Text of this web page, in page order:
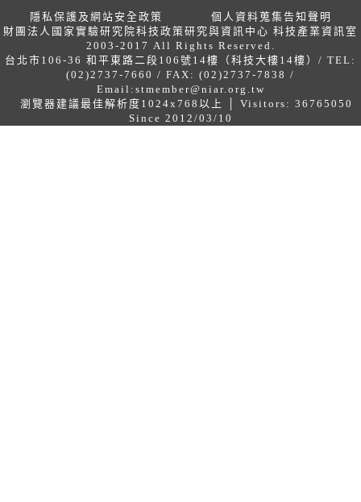
隱私保護及網站安全政策
個人資料蒐集告知聲明
財團法人國家實驗研究院科技政策研究與資訊中心 科技產業資訊室
2003-2017 All Rights Reserved.
台北市106-36 和平東路二段106號14樓（科技大樓14樓）/ TEL:
(02)2737-7660 / FAX: (02)2737-7838 /
Email: stmember@niar.org.tw
瀏覽器建議最佳解析度1024x768以上 │ Visitors: 36765050
Since 2012/03/10